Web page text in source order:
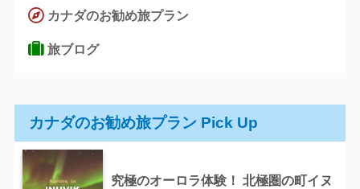
カナダのお勧め旅プラン
旅ブログ
カナダのお勧め旅プラン Pick Up
究極のオーロラ体験！ 北極圏の町イヌ